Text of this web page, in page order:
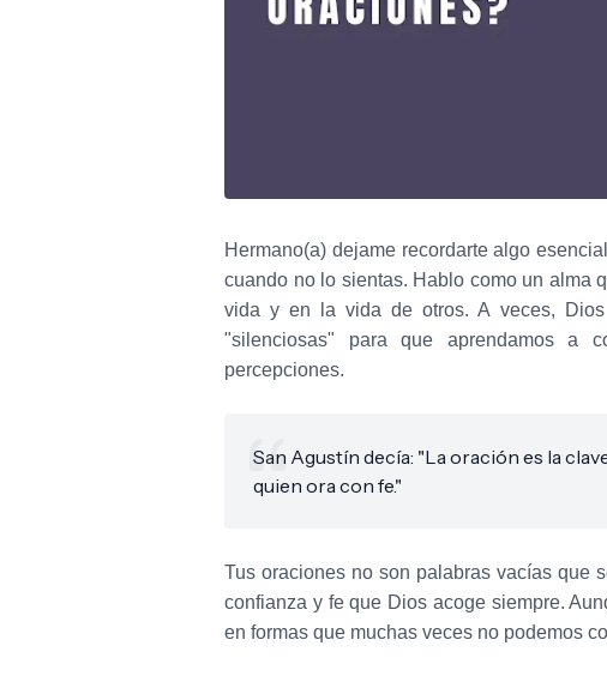
Hermano(a) dejame recordarte algo
cuando no lo sientas. Hablo como un alma
vida y en la vida de otros. A veces, Dios
"silenciosas" para que aprendamos a
percepciones.
San Agustín decía: "La oración es la
quien ora con fe."
Tus oraciones no son palabras vacías que
confianza y fe que Dios acoge siempre.
en formas que muchas veces no podemos